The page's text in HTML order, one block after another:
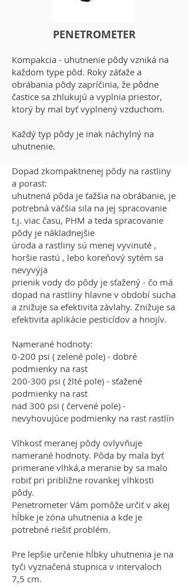
PENETROMETER
Kompakcia - uhutnenie pôdy vzniká na
každom type pôd. Roky záťaže a
obrábania pôdy zapríčinia, že pôdne
častice sa zhlukujú a vyplnia priestor,
ktorý by mal byť vyplnený vzduchom.
Každý typ pôdy je inak náchylný na
uhutnenie.
Dopad zkompaktnenej pôdy na rastliny
a porast:
uhutnená pôda je ťažšia na obrábanie, je
potrebná väčšia sila na jej spracovanie
t.j. viac času, PHM a teda spracovanie
pôdy je nákladnejšie
úroda a rastliny sú menej vyvinuté ,
horšie rastú , lebo koreňový sytém sa
nevyvýja
prienik vody do pôdy je sťažený - čo má
dopad na rastliny hlavne v období sucha
a znižuje sa efektivita závlahy. Znižuje sa
efektivita aplikácie pesticídov a hnojív.
Namerané hodnoty:
0-200 psi ( zelené pole) - dobré
podmienky na rast
200-300 psi ( žlté pole) - sťažené
podmienky na rast
nad 300 psi ( červené pole) -
nevyhovujúce podmienky na rast rastlín
Vlhkosť meranej pôdy ovlyvňuje
namerané hodnoty. Pôda by mala byť
primerane vlhká,a meranie by sa malo
robiť pri približne rovankej vlhkosti
pôdy.
Penetrometer Vám pomôže určiť v akej
hĺbke je zóna uhutnenia a kde je
potrebné riešiť problém.
Pre lepšie určenie hĺbky uhutnenia je na
tyči vyznačená stupnica v intervaloch
7,5 cm.